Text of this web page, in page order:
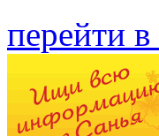
перейти